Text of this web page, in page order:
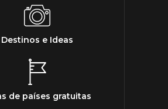
Destinos e Ideas
de países gratuitas